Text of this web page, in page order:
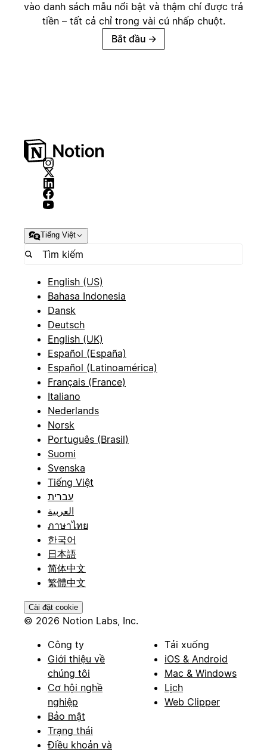
vào danh sách mẫu nổi bật và thậm chí được trả
tiền – tất cả chỉ trong vài cú nhấp chuột.
Bắt đầu →
Tiếng Việt
English (US)
Bahasa Indonesia
Dansk
Deutsch
English (UK)
Español (España)
Español (Latinoamérica)
Français (France)
Italiano
Nederlands
Norsk
Português (Brasil)
Suomi
Svenska
Tiếng Việt
עברית
العربية
ภาษาไทย
한국어
日本語
简体中文
繁體中文
Cài đặt cookie
© 2026 Notion Labs, Inc.
Công ty
Giới thiệu về
chúng tôi
Cơ hội nghề
nghiệp
Bảo mật
Trạng thái
Điều khoản và
Tải xuống
iOS & Android
Mac & Windows
Lịch
Web Clipper